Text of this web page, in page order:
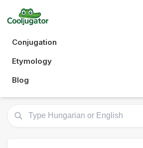
Conjugation
Etymology
Blog